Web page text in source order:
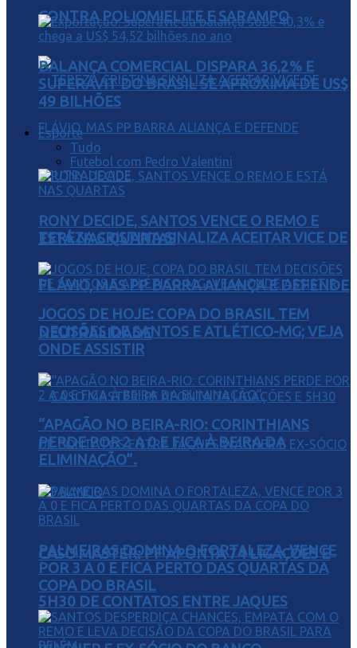
CONTRA POLIOMIELITE E SARAMPO
TEREZA CRISTINA SINALIZA ACEITAR VICE DE
FLÁVIO, MAS PP BARRA ALIANÇA E DEFENDE
NEUTRALIDADE
CASO MASTER: PF APONTA 74 LIGAÇÕES E
5H30 DE CONTATOS ENTRE JAQUES
BALANÇA COMERCIAL DISPARA 36,2% E
SUPERÁVIT DO BRASIL SE APROXIMA DE US$
49 BILHÕES
Esporte
Tudo
Futebol com Pedro Valentini
RONY DECIDE, SANTOS VENCE O REMO E
ESTÁ NAS QUARTAS
JOGOS DE HOJE: COPA DO BRASIL TEM
DECISÕES DE SANTOS E ATLÉTICO-MG; VEJA
ONDE ASSISTIR
“APAGÃO NO BEIRA-RIO: CORINTHIANS
PERDE POR 2 A 0 E FICA À BEIRA DA
ELIMINAÇÃO”.
PALMEIRAS DOMINA O FORTALEZA, VENCE
POR 3 A 0 E FICA PERTO DAS QUARTAS DA
COPA DO BRASIL